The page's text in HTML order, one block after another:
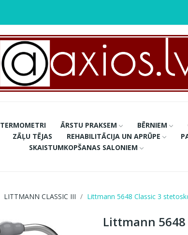
TERMOMETRI ĀRSTU PRAKSEM BĒRNIEM
ZĀĻU TĒJAS REHABILITĀCIJA UN APRŪPE
SKAISTUMKOPŠANAS SALONIEM
LITTMANN CLASSIC III Littmann 5648 Classic 3
Littmann 5648